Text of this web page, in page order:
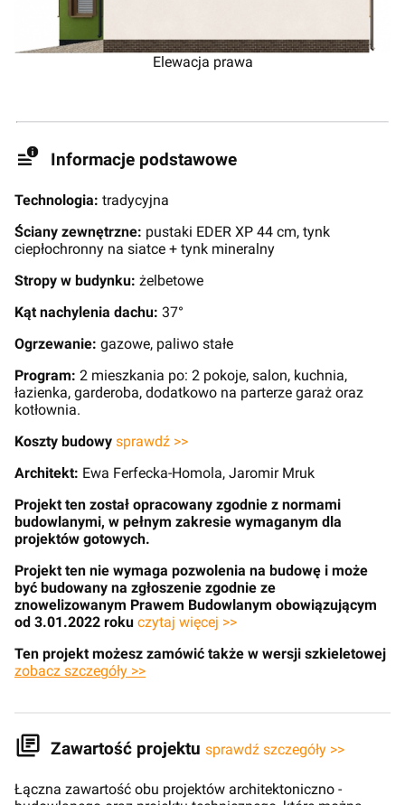
Elewacja prawa
Informacje podstawowe
Technologia: tradycyjna
Ściany zewnętrzne: pustaki EDER XP 44 cm, tynk
ciepłochronny na siatce + tynk mineralny
Stropy w budynku: żelbetowe
Kąt nachylenia dachu: 37°
Ogrzewanie: gazowe, paliwo stałe
Program: 2 mieszkania po: 2 pokoje, salon, kuchnia,
łazienka, garderoba, dodatkowo na parterze garaż oraz
kotłownia.
Koszty budowy sprawdź >>
Architekt: Ewa Ferfecka-Homola, Jaromir Mruk
Projekt ten został opracowany zgodnie z normami
budowlanymi, w pełnym zakresie wymaganym dla
projektów gotowych.
Projekt ten nie wymaga pozwolenia na budowę i może
być budowany na zgłoszenie zgodnie ze
znowelizowanym Prawem Budowlanym obowiązującym
od 3.01.2022 roku czytaj więcej >>
Ten projekt możesz zamówić także w wersji szkieletowej
zobacz szczegóły >>
Zawartość projektu sprawdź szczegóły >>
Łączna zawartość obu projektów architektoniczno -